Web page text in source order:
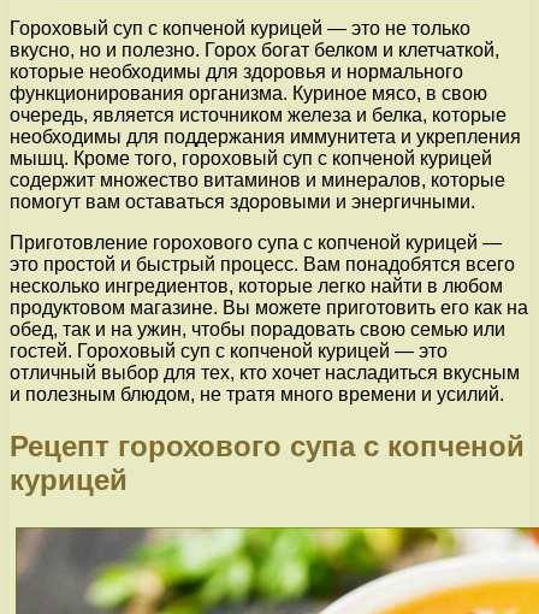
Гороховый суп с копченой курицей — это не только
вкусно, но и полезно. Горох богат белком и клетчаткой,
которые необходимы для здоровья и нормального
функционирования организма. Куриное мясо, в свою
очередь, является источником железа и белка, которые
необходимы для поддержания иммунитета и укрепления
мышц. Кроме того, гороховый суп с копченой курицей
содержит множество витаминов и минералов, которые
помогут вам оставаться здоровыми и энергичными.
Приготовление горохового супа с копченой курицей —
это простой и быстрый процесс. Вам понадобятся всего
несколько ингредиентов, которые легко найти в любом
продуктовом магазине. Вы можете приготовить его как на
обед, так и на ужин, чтобы порадовать свою семью или
гостей. Гороховый суп с копченой курицей — это
отличный выбор для тех, кто хочет насладиться вкусным
и полезным блюдом, не тратя много времени и усилий.
Рецепт горохового супа с копченой
курицей